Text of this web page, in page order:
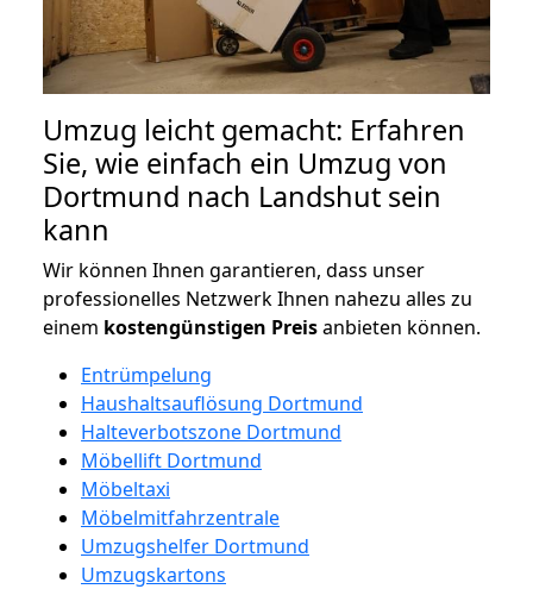
Umzug leicht gemacht: Erfahren
Sie, wie einfach ein Umzug von
Dortmund nach Landshut sein
kann
Wir können Ihnen garantieren, dass unser
professionelles Netzwerk Ihnen nahezu alles zu
einem kostengünstigen Preisanbieten können.
Entrümpelung
Haushaltsauflösung Dortmund
Halteverbotszone Dortmund
Möbellift Dortmund
Möbeltaxi
Möbelmitfahrzentrale
Umzugshelfer Dortmund
Umzugskartons